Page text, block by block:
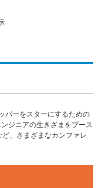
パーをスターにするための
ジニアの生きざまをブース
、さまざまなカンファレ